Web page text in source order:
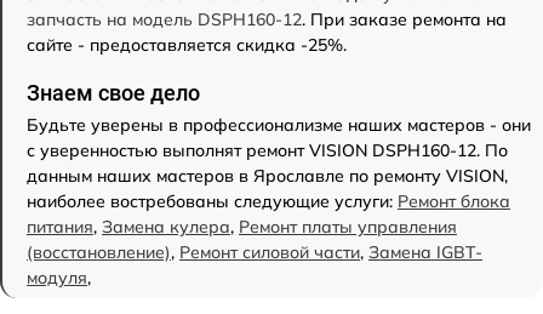
запчасть на модель DSPH160-12. При заказе ремонта на
сайте - предоставляется скидка -25%.
Знаем свое дело
Будьте уверены в профессионализме наших мастеров - они
с уверенностью выполнят ремонт VISION DSPH160-12. По
данным наших мастеров в Ярославле по ремонту VISION,
наиболее востребованы следующие услуги: Ремонт блока
питания, Замена кулера, Ремонт платы управления
(восстановление), Ремонт силовой части, Замена IGBT-
модуля,